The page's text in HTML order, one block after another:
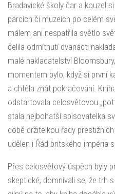
Bradavické školy čar a kouzel
parcích či muzeích po celém
málem ani nespatřila světlo
čelila odmítnutí dvanácti
malé nakladatelství
momentem bylo, když si první
a chtěla znát pokračování.
odstartovala celosvětovou
stala nejbohatší spisovatelka
době držitelkou řady
udělen i Řád britského impéria
Přes celosvětový úspěch byly
skeptické, domnívali se, že trh